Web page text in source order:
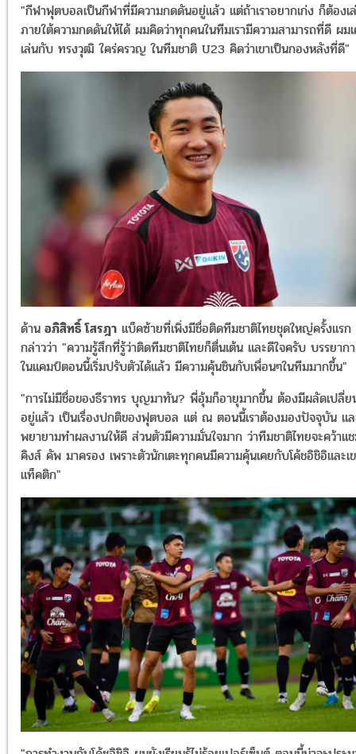
"กีฬาฟุตบอลเป็นกีฬาที่มีความกดดันอยู่แล้ว แต่ถ้าเราอยากเก่ง ก็ต้องเ
ภายใต้ความกดดันให้ได้ ผมคิดว่าทุกคนในทีมเรามีความสามารถที่ดี ผม
เล่นกับ ทรงวุฒิ ใคร่ครวญ ในทีมชาติ U23 คิดว่าเขาเป็นกองหลังที่ดี"
ด้าน อภิสิทธิ์ โสรฎา แบ็คซ้ายที่เพิ่งมีชื่อติดทีมชาติไทยชุดใหญ่ครั้งแรก
กล่าวว่า "ความรู้สึกที่รู้ว่าติดทีมชาติไทยก็ตื่นเต้น และดีใจครับ บรรยาก
ในแคมป์ตอนนี้เริ่มปรับตัวได้แล้ว มีความคุ้นชินกับเพื่อนๆในทีมมากขึ้น"
"การไม่มีชื่อของธีราทร บุญมาทัน? พี่อุ้มก็อายุมากขึ้น ต้องมีผลัดเปลี่ย
อยู่แล้ว เป็นเรื่องปกติของฟุตบอล แต่ ณ ตอนนี้เราต้องมองปัจจุบัน แ
พยายามทำผลงานให้ดี ส่วนตัวมีความมั่นใจมาก ว่าทีมชาติไทยจะคว้าแ
คิงส์ คัพ มาครอง เพราะตัวนักเตะทุกคนมีความคุ้นเคยกับโค้ชอิชิอิและเ
แท็คติก"